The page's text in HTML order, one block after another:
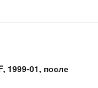
1999-01, после